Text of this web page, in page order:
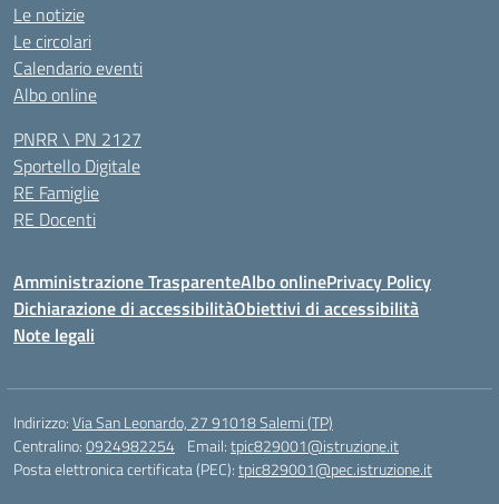
Le notizie
Le circolari
Calendario eventi
Albo online
PNRR \ PN 2127
Sportello Digitale
RE Famiglie
RE Docenti
Amministrazione TrasparenteAlbo onlinePrivacy Policy
Dichiarazione di accessibilitàObiettivi di accessibilità
Note legali
Indirizzo:Via San Leonardo, 27 91018 Salemi (TP)
Centralino:0924982254 Email:tpic829001@istruzione.it
Posta elettronica certificata (PEC):tpic829001@pec.istruzione.it